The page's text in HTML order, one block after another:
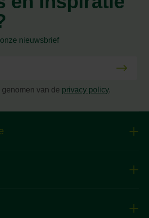
nieuwsbrief
genomen van de privacy policy.